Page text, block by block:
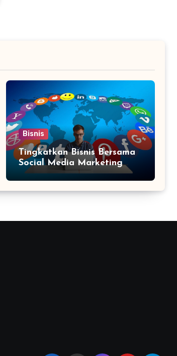
Bisnis
Tingkatkan Bisnis Bersama
Social Media Marketing
Agency